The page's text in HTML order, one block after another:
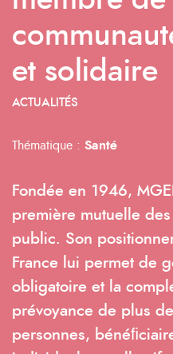
et solidaire
ACTUALITÉS
Thématique : Santé
Fondée en 1946,
première mutuelle
public. Son
France lui permet de
obligatoire et la
prévoyance de plus
personnes,